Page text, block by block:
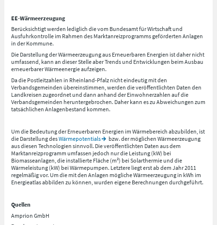
EE-Wärmeerzeugung
Berücksichtigt werden lediglich die vom Bundesamt für Wirtschaft und
Ausfuhrkontrolle im Rahmen des Marktanreizprogramms geförderten Anlagen
in der Kommune.
Die Darstellung der Wärmeerzeugung aus Erneuerbaren Energien ist daher nicht
umfassend, kann an dieser Stelle aber Trends und Entwicklungen beim Ausbau
erneuerbarer Wärmeenergie aufzeigen.
Da die Postleitzahlen in Rheinland-Pfalz nicht eindeutig mit den
Verbandsgemeinden übereinstimmen, werden die veröffentlichten Daten den
Landkreisen zugeordnet und dann anhand der Einwohnerzahlen auf die
Verbandsgemeinden heruntergebrochen. Daher kann es zu Abweichungen zum
tatsächlichen Anlagenbestand kommen.
Um die Bedeutung der Erneuerbaren Energien im Wärmebereich abzubilden, ist
die Darstellung desWärmepotentials
bzw. der möglichen Wärmeerzeugung
aus diesen Technologien sinnvoll. Die veröffentlichten Daten aus dem
Marktanreizprogramm umfassen jedoch nur die Leistung (kW) bei
Biomasseanlagen, die installierte Fläche (m²) bei Solarthermie und die
Wärmeleistung (kW) bei Wärmepumpen. Letztere liegt erst ab dem Jahr 2011
regelmäßig vor. Um die mit den Anlagen mögliche Wärmeerzeugung in kWh im
Energieatlas abbilden zu können, wurden eigene Berechnungen durchgeführt.
Quellen
Amprion GmbH